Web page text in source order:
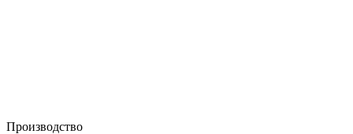
Производство